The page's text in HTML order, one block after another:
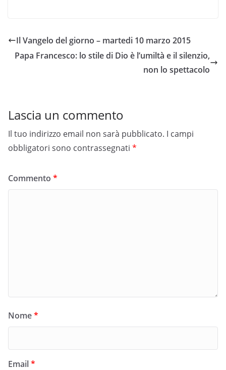
Il Vangelo del giorno – martedi 10 marzo 2015
Papa Francesco: lo stile di Dio è l’umiltà e il silenzio,
non lo spettacolo
Lascia un commento
Il tuo indirizzo email non sarà pubblicato. I campi
obbligatori sono contrassegnati *
Commento *
Nome*
Email*